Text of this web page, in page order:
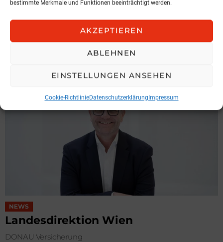
bestimmte Merkmale und Funktionen beeinträchtigt werden.
AKZEPTIEREN
ABLEHNEN
EINSTELLUNGEN ANSEHEN
Cookie-RichtlinieDatenschutzerklärungImpressum
zurück
IGV Austria
NEWS
Landesdirektion Wien
DONAU Versicherung